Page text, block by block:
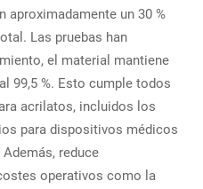
aproximadamente un 30 %
Las pruebas han
el material mantiene
99,5 %. Esto cumple todos
acrilatos, incluidos los
para dispositivos médicos
reduce
operativos como la